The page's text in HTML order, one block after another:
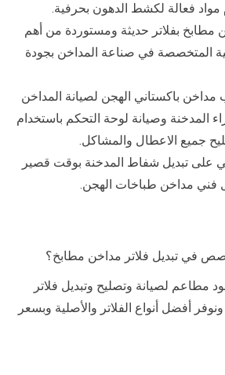
مواد فعالة لكشط الدهون بحرفية.
مطابخ بفلاتر حديثة ومستوردة من أهم
المتخصصة في صناعة المداخن بجودة
مداخن باكستاني الهجن لصيانة المداخن
المدخنة وصيانة لوحة التحكم باستخدام
جميع الاعطال والمشاكل.
على تبديل شفاط المدخنة بوقت قصير
فني مداخن طباخات الهجن.
في تبديل فلاتر مداخن مطابخ؟
مطاعم لصيانة وتصليح وتبديل فلاتر
أفضل أنواع الفلاتر والأصلية وبسعر